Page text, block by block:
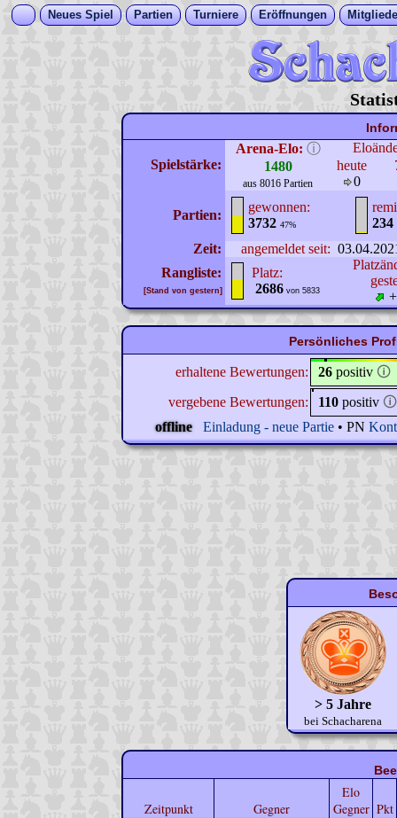
Neues Spiel Partien Turniere Eröffnungen
Spielstärke:
Arena-Elo: ⓘ
1480
aus 8016 Partien
heute
0
Partien:
gewonnen:
3732 47%
234
Zeit:
angemeldet seit:
Rangliste:
[Stand von gestern]
Platz:
2686 von 5833
Persönliches
erhaltene Bewertungen: 26 positiv 🛈
vergebene Bewertungen:
110 positiv 🛈
offline
Einladung - neue Partie • PN
> 5 Jahre
bei Schacharena
Zeitpunkt Gegner
Elo
Gegner Pkt